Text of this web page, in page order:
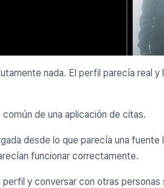
nada. El perfil parecía real y
de una aplicación de citas.
desde lo que parecía una
funcionar correctamente.
y conversar con otras